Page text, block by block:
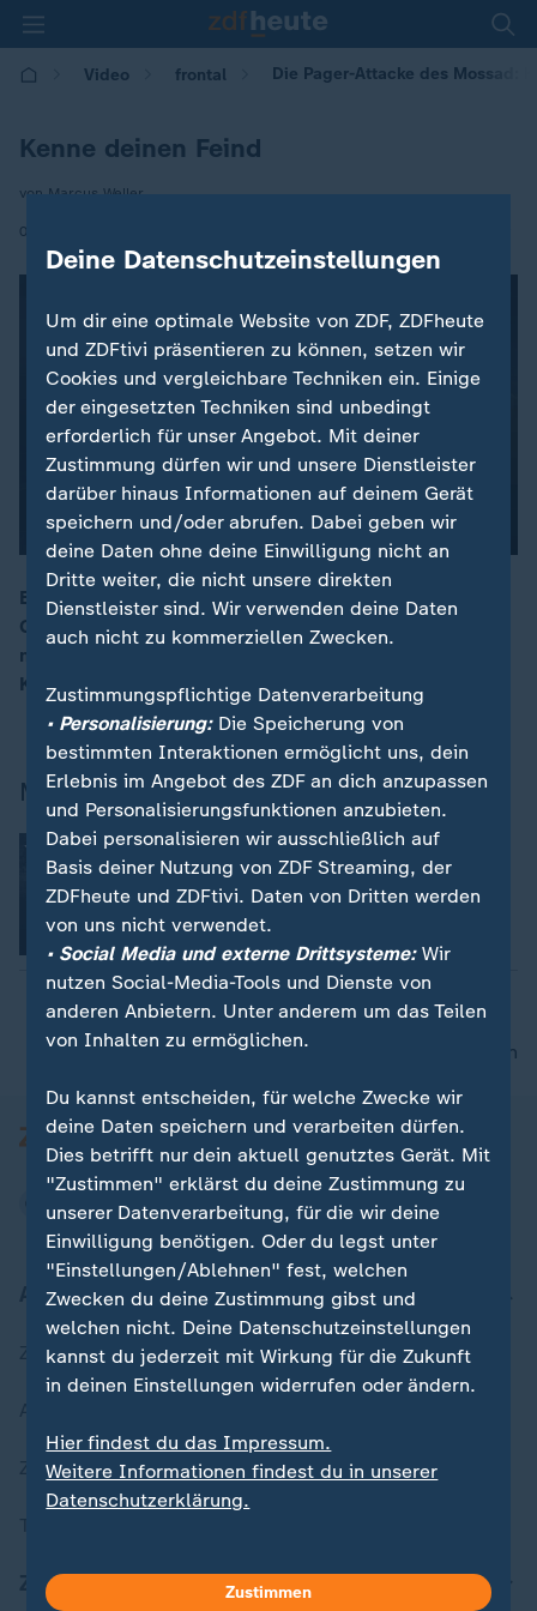
Video frontal Die Pager-Attacke des Mossad:
Kenne deinen Feind
von Marcus Weller
04.11.2025 | 21:00
Es ist die erfolgreichste Geheimoperation der
Geschichte: Der Mossad schaltet im September 2024
mit der Zündung manipulierter Pager die
Kommandoebene der Terrororganisation Hisbollah aus.
Mehr aus der Sendung
Trailer: Die Pager-Attacke des Mossad
nach oben
Aktuell bei ZDFheute
Zuletzt veröffentlicht
ZDFheute Stories
ZDFheute Update
Deine Datenschutzeinstellungen
Um dir eine optimale Website von ZDF, ZDFheute
und ZDFtivi präsentieren zu können, setzen wir
Cookies und vergleichbare Techniken ein. Einige
der eingesetzten Techniken sind unbedingt
erforderlich für unser Angebot. Mit deiner
Zustimmung dürfen wir und unsere Dienstleister
darüber hinaus Informationen auf deinem Gerät
speichern und/oder abrufen. Dabei geben wir
deine Daten ohne deine Einwilligung nicht an
Dritte weiter, die nicht unsere direkten
Dienstleister sind. Wir verwenden deine Daten
auch nicht zu kommerziellen Zwecken.
Zustimmungspflichtige Datenverarbeitung
• Personalisierung:Die Speicherung von
bestimmten Interaktionen ermöglicht uns, dein
Erlebnis im Angebot des ZDF an dich anzupassen
und Personalisierungsfunktionen anzubieten.
Dabei personalisieren wir ausschließlich auf
Basis deiner Nutzung von ZDF Streaming, der
ZDFheute und ZDFtivi. Daten von Dritten werden
von uns nicht verwendet.
• Social Media und externe Drittsysteme:Wir
nutzen Social-Media-Tools und Dienste von
anderen Anbietern. Unter anderem um das Teilen
von Inhalten zu ermöglichen.
Du kannst entscheiden, für welche Zwecke wir
deine Daten speichern und verarbeiten dürfen.
Dies betrifft nur dein aktuell genutztes Gerät. Mit
"Zustimmen" erklärst du deine Zustimmung zu
unserer Datenverarbeitung, für die wir deine
Einwilligung benötigen. Oder du legst unter
"Einstellungen/Ablehnen" fest, welchen
Zwecken du deine Zustimmung gibst und
welchen nicht. Deine Datenschutzeinstellungen
kannst du jederzeit mit Wirkung für die Zukunft
in deinen Einstellungen widerrufen oder ändern.
Hier findest du das Impressum.
Weitere Informationen findest du in unserer
Datenschutzerklärung.
Zustimmen